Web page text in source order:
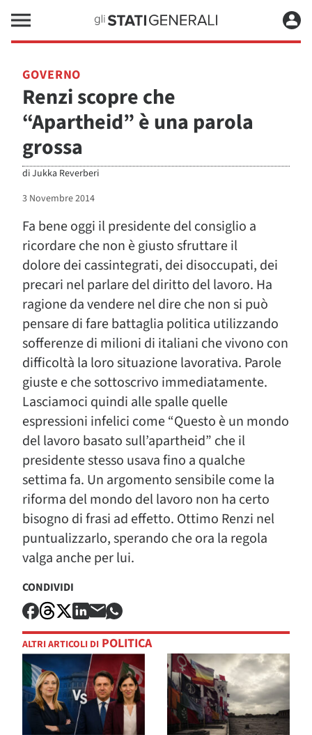
GOVERNO
Renzi scopre che
“Apartheid” è una parola
grossa
diJukka Reverberi
3 Novembre 2014
Fa bene oggi il presidente del consiglio a
ricordare che non è giusto sfruttare il
dolore dei cassintegrati, dei disoccupati, dei
precari nel parlare del diritto del lavoro. Ha
ragione da vendere nel dire che non si può
pensare di fare battaglia politica utilizzando
sofferenze di milioni di italiani che vivono con
difficoltà la loro situazione lavorativa. Parole
giuste e che sottoscrivo immediatamente.
Lasciamoci quindi alle spalle quelle
espressioni infelici come “Questo è un mondo
del lavoro basato sull’apartheid” che il
presidente stesso usava fino a qualche
settima fa. Un argomento sensibile come la
riforma del mondo del lavoro non ha certo
bisogno di frasi ad effetto. Ottimo Renzi nel
puntualizzarlo, sperando che ora la regola
valga anche per lui.
CONDIVIDI
ALTRI ARTICOLI DI POLITICA